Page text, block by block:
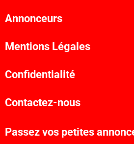
Annonceurs
Mentions Légales
Confidentialité
Contactez-nous
Passez vos petites